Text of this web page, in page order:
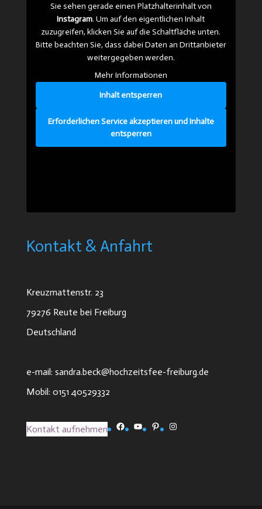
Sie sehen gerade einen Platzhalterinhalt von
Instagram. Um auf den eigentlichen Inhalt
zuzugreifen, klicken Sie auf die Schaltfläche unten.
Bitte beachten Sie, dass dabei Daten an Drittanbieter
weitergegeben werden.
Mehr Informationen
Inhalt entsperren
Erforderlichen Service akzeptieren und Inhalte
entsperren
Kontakt & Anfahrt
Kreuzmattenstr. 23
79276 Reute bei Freiburg
Deutschland
e-mail: sandra.beck@hochzeitsfee-freiburg.de
Mobil: 0151 40529332
Kontakt aufnehmen Facebook
YouTubePinterestInstagram